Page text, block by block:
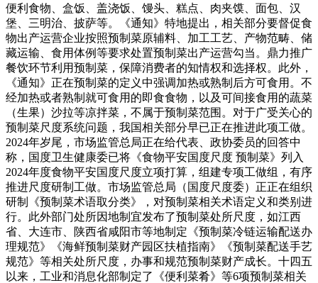
便利食物、盒饭、盖浇饭、馒头、糕点、肉夹馍、面包、汉
堡、三明治、披萨等。《通知》特地提出，相关部分要督促食
物出产运营企业按照预制菜原辅料、加工工艺、产物范畴、储
藏运输、食用体例等要求处置预制菜出产运营勾当。鼎力推广
餐饮环节利用预制菜，保障消费者的知情权和选择权。此外，
《通知》正在预制菜的定义中强调加热或熟制后方可食用。不
经加热或者熟制就可食用的即食食物，以及可间接食用的蔬菜
（生果）沙拉等凉拌菜，不属于预制菜范围。对于广受关心的
预制菜尺度系统问题，我国相关部分早已正在推进此项工做。
2024年岁尾，市场监管总局正在给代表、政协委员的回答中
称，国度卫生健康委已将《食物平安国度尺度 预制菜》列入
2024年度食物平安国度尺度立项打算，组建专项工做组，有序
推进尺度研制工做。市场监管总局（国度尺度委）正正在组织
研制《预制菜术语取分类》，对预制菜相关术语定义和类别进
行。此外部门处所因地制宜发布了预制菜处所尺度，如江西
省、大连市、陕西省咸阳市等地制定《预制菜冷链运输配送办
理规范》《海鲜预制菜财产园区扶植指南》《预制菜配送手艺
规范》等相关处所尺度，办事和规范预制菜财产成长。十四五
以来，工业和消息化部制定了《便利菜肴》等6项预制菜相关